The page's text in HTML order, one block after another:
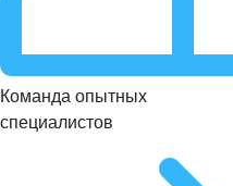
Команда опытных
специалистов